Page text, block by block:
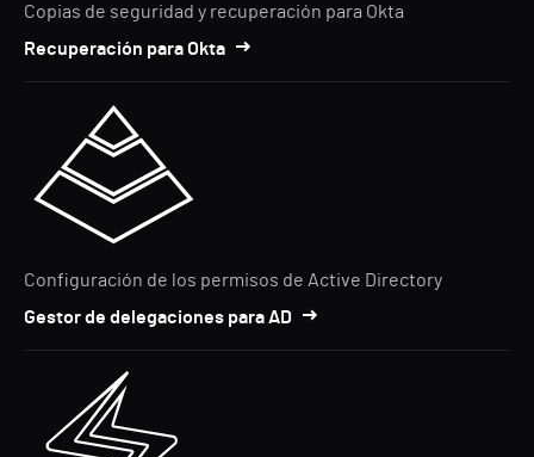
Copias de seguridad y recuperación para Okta
Recuperación para Okta
Configuración de los permisos de Active Directory
Gestor de delegaciones para AD